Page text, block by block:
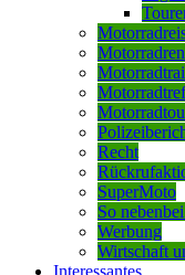
Recht
SuperMoto
So
Werbung
Wirtschaft
Interessantes